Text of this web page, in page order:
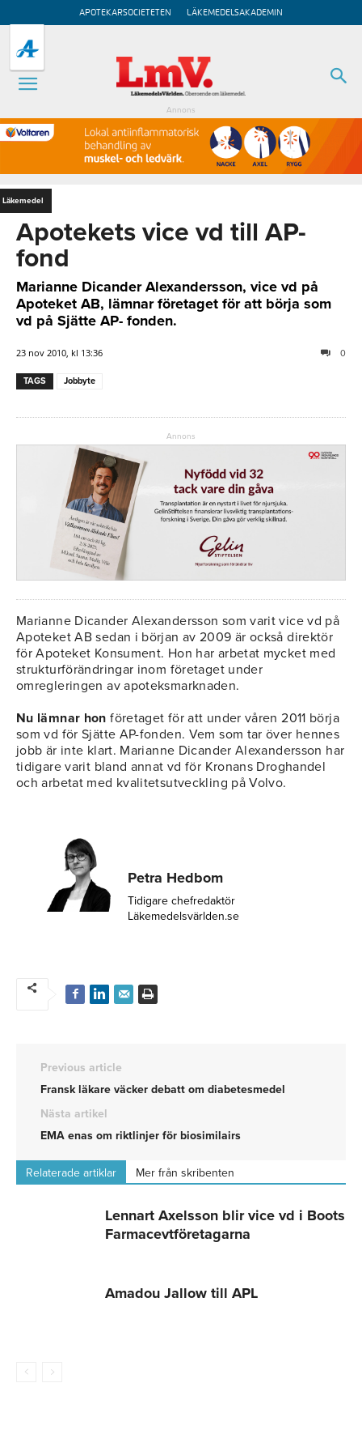
APOTEKARSOCIETETEN LÄKEMEDELSAKADEMIN
Annons
Läkemedel
Apotekets vice vd till AP-
fond
Marianne Dicander Alexandersson, vice vd på
Apoteket AB, lämnar företaget för att börja som
vd på Sjätte AP- fonden.
23 nov 2010, kl 13:36 0
TAGS Jobbyte
Annons
Marianne Dicander Alexandersson som varit vice vd på
Apoteket AB sedan i början av 2009 är också direktör
för Apoteket Konsument. Hon har arbetat mycket med
strukturförändringar inom företaget under
omregleringen av apoteksmarknaden.
Nu lämnar hon företaget för att under våren 2011 börja
som vd för Sjätte AP-fonden. Vem som tar över hennes
jobb är inte klart. Marianne Dicander Alexandersson har
tidigare varit bland annat vd för Kronans Droghandel
och arbetat med kvalitetsutveckling på Volvo.
Petra Hedbom
Tidigare chefredaktör
Läkemedelsvärlden.se
Previous article
Fransk läkare väcker debatt om diabetesmedel
Nästa artikel
EMA enas om riktlinjer för biosimilairs
Relaterade artiklar Mer från skribenten
Lennart Axelsson blir vice vd i Boots
Farmacevtföretagarna
Amadou Jallow till APL